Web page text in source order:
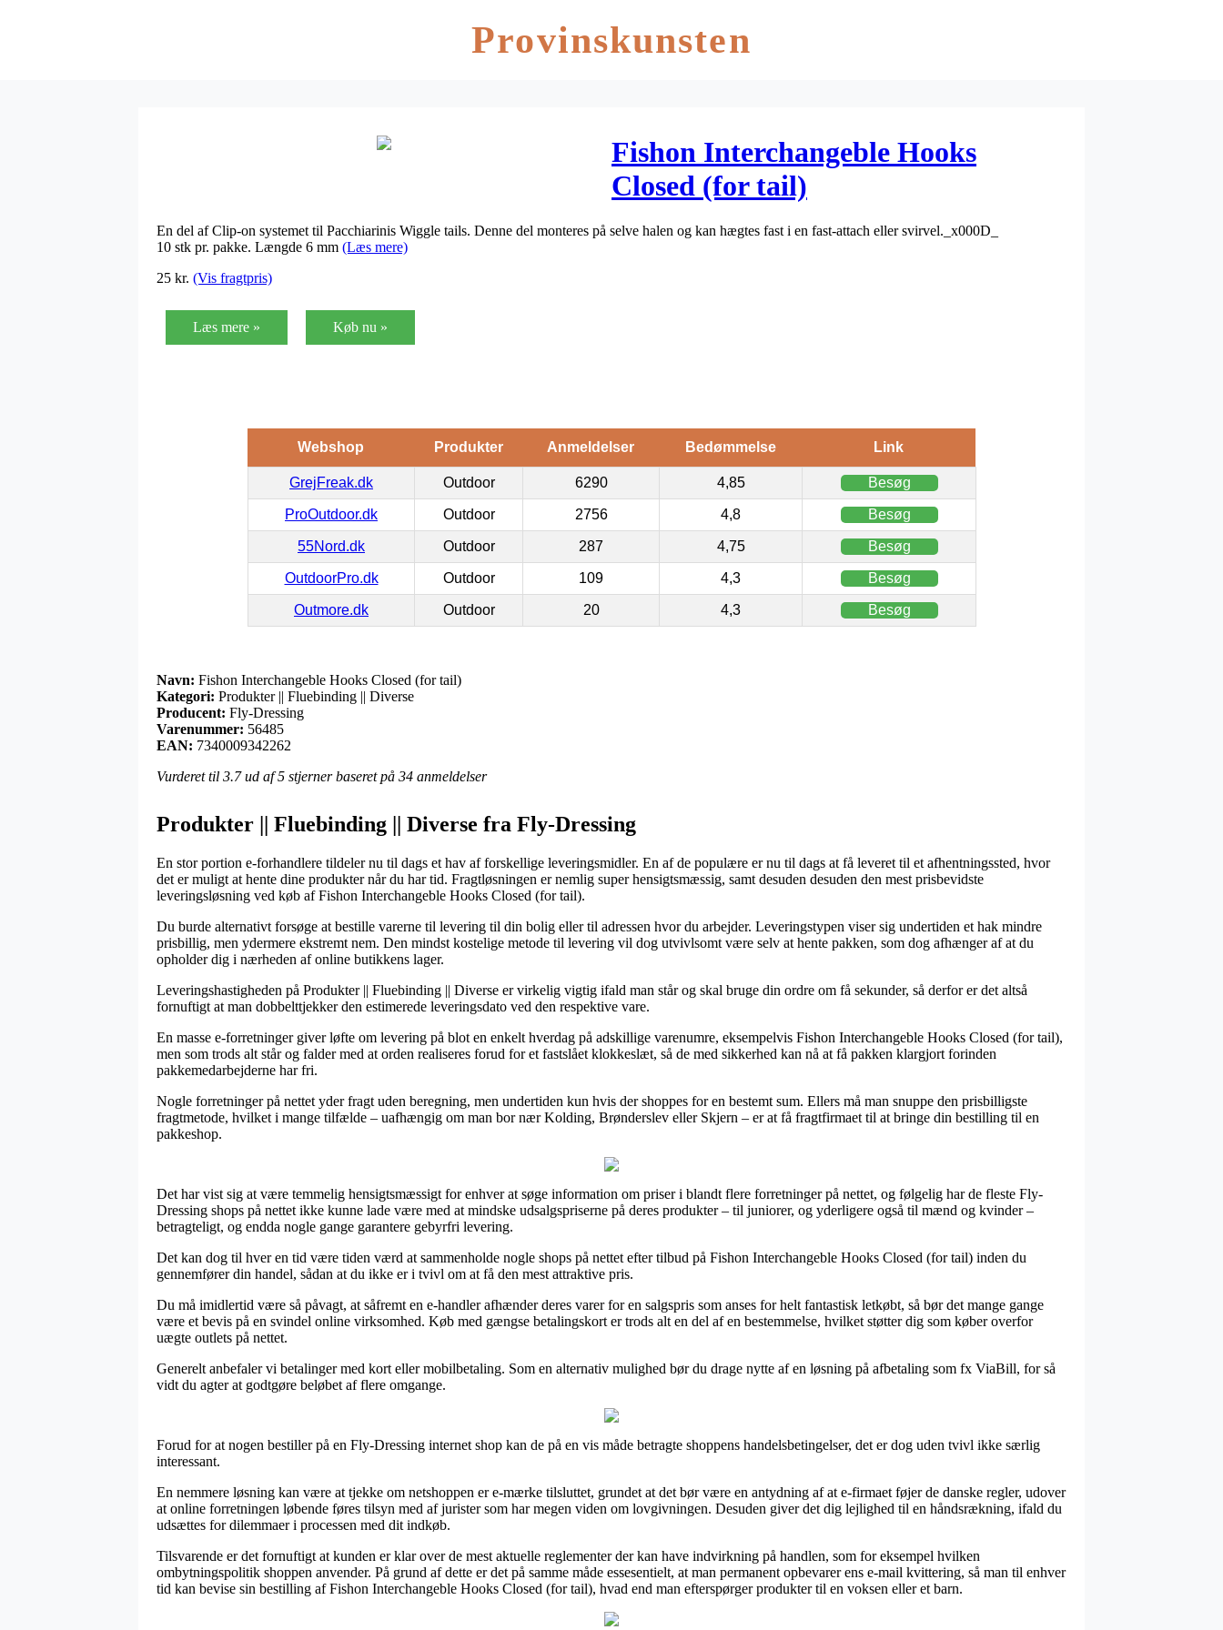
Provinskunsten
Fishon Interchangeble Hooks
Closed (for tail)
En del af Clip-on systemet til Pacchiarinis Wiggle tails. Denne del monteres på selve halen og kan hægtes fast i en fast-attach eller svirvel._x000D_
10 stk pr. pakke. Længde 6 mm (Læs mere)
25 kr. (Vis fragtpris)
Læs mere » Køb nu »
Webshop Produkter Anmeldelser Bedømmelse Link
GrejFreak.dk Outdoor 6290 4,85 Besøg
ProOutdoor.dk Outdoor 2756 4,8 Besøg
55Nord.dk Outdoor 287 4,75 Besøg
OutdoorPro.dk Outdoor 109 4,3 Besøg
Outmore.dk Outdoor 20 4,3 Besøg
Navn: Fishon Interchangeble Hooks Closed (for tail)
Kategori: Produkter || Fluebinding || Diverse
Producent: Fly-Dressing
Varenummer: 56485
EAN: 7340009342262
Vurderet til 3.7ud af 5 stjerner baseret på 34 anmeldelser
Produkter || Fluebinding || Diverse fra Fly-Dressing
En stor portion e-forhandlere tildeler nu til dags et hav af forskellige leveringsmidler. En af de populære er nu til dags at få leveret til et afhentningssted, hvor
det er muligt at hente dine produkter når du har tid. Fragtløsningen er nemlig super hensigtsmæssig, samt desuden desuden den mest prisbevidste
leveringsløsning ved køb af Fishon Interchangeble Hooks Closed (for tail).
Du burde alternativt forsøge at bestille varerne til levering til din bolig eller til adressen hvor du arbejder. Leveringstypen viser sig undertiden et hak mindre
prisbillig, men ydermere ekstremt nem. Den mindst kostelige metode til levering vil dog utvivlsomt være selv at hente pakken, som dog afhænger af at du
opholder dig i nærheden af online butikkens lager.
Leveringshastigheden på Produkter || Fluebinding || Diverse er virkelig vigtig ifald man står og skal bruge din ordre om få sekunder, så derfor er det altså
fornuftigt at man dobbelttjekker den estimerede leveringsdato ved den respektive vare.
En masse e-forretninger giver løfte om levering på blot en enkelt hverdag på adskillige varenumre, eksempelvis Fishon Interchangeble Hooks Closed (for tail),
men som trods alt står og falder med at orden realiseres forud for et fastslået klokkeslæt, så de med sikkerhed kan nå at få pakken klargjort forinden
pakkemedarbejderne har fri.
Nogle forretninger på nettet yder fragt uden beregning, men undertiden kun hvis der shoppes for en bestemt sum. Ellers må man snuppe den prisbilligste
fragtmetode, hvilket i mange tilfælde – uafhængig om man bor nær Kolding, Brønderslev eller Skjern – er at få fragtfirmaet til at bringe din bestilling til en
pakkeshop.
Det har vist sig at være temmelig hensigtsmæssigt for enhver at søge information om priser i blandt flere forretninger på nettet, og følgelig har de fleste Fly-
Dressing shops på nettet ikke kunne lade være med at mindske udsalgspriserne på deres produkter – til juniorer, og yderligere også til mænd og kvinder –
betragteligt, og endda nogle gange garantere gebyrfri levering.
Det kan dog til hver en tid være tiden værd at sammenholde nogle shops på nettet efter tilbud på Fishon Interchangeble Hooks Closed (for tail) inden du
gennemfører din handel, sådan at du ikke er i tvivl om at få den mest attraktive pris.
Du må imidlertid være så påvagt, at såfremt en e-handler afhænder deres varer for en salgspris som anses for helt fantastisk letkøbt, så bør det mange gange
være et bevis på en svindel online virksomhed. Køb med gængse betalingskort er trods alt en del af en bestemmelse, hvilket støtter dig som køber overfor
uægte outlets på nettet.
Generelt anbefaler vi betalinger med kort eller mobilbetaling. Som en alternativ mulighed bør du drage nytte af en løsning på afbetaling som fx ViaBill, for så
vidt du agter at godtgøre beløbet af flere omgange.
Forud for at nogen bestiller på en Fly-Dressing internet shop kan de på en vis måde betragte shoppens handelsbetingelser, det er dog uden tvivl ikke særlig
interessant.
En nemmere løsning kan være at tjekke om netshoppen er e-mærke tilsluttet, grundet at det bør være en antydning af at e-firmaet føjer de danske regler, udover
at online forretningen løbende føres tilsyn med af jurister som har megen viden om lovgivningen. Desuden giver det dig lejlighed til en håndsrækning, ifald du
udsættes for dilemmaer i processen med dit indkøb.
Tilsvarende er det fornuftigt at kunden er klar over de mest aktuelle reglementer der kan have indvirkning på handlen, som for eksempel hvilken
ombytningspolitik shoppen anvender. På grund af dette er det på samme måde essesentielt, at man permanent opbevarer ens e-mail kvittering, så man til enhver
tid kan bevise sin bestilling af Fishon Interchangeble Hooks Closed (for tail), hvad end man efterspørger produkter til en voksen eller et barn.